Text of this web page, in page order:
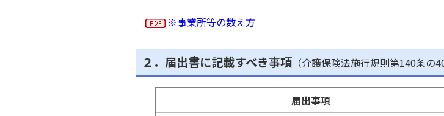
※事業所等の数え方
２．届出書に記載すべき事項（介護保険法施行規則第140条の40
届出事項